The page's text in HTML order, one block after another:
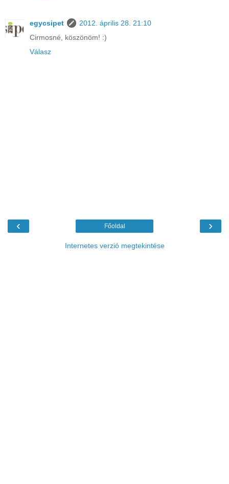
egycsipet
2012. április 28. 21:10
Cirmosné, köszönöm! :)
Válasz
‹ ›
Főoldal
Internetes verzió megtekintése